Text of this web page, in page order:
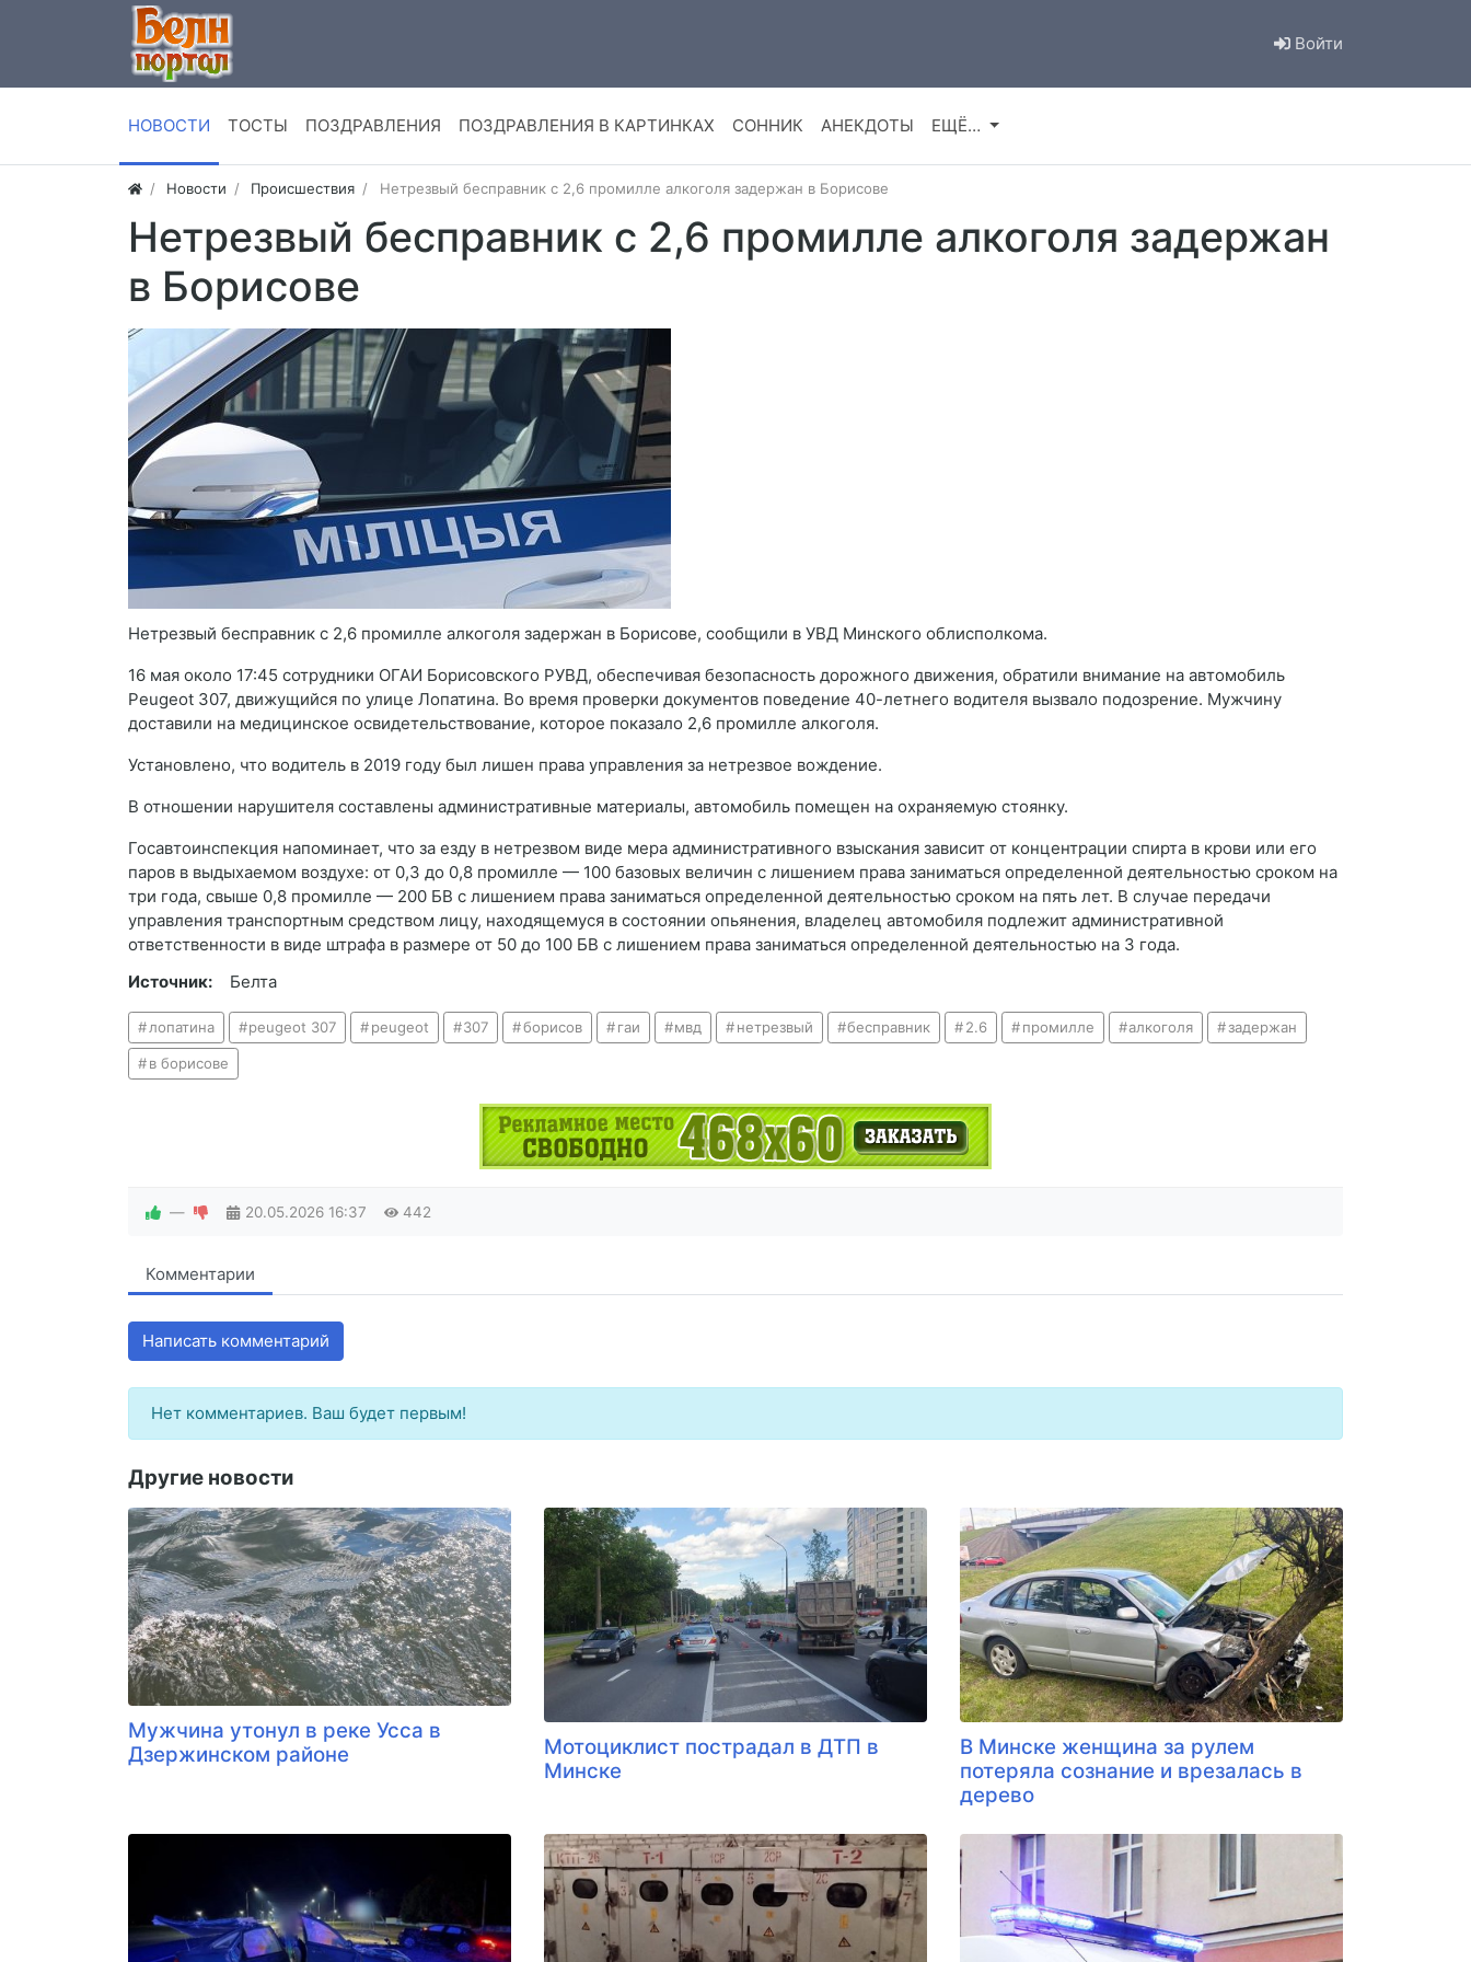
Войти
НОВОСТИ ТОСТЫ ПОЗДРАВЛЕНИЯ ПОЗДРАВЛЕНИЯ В КАРТИНКАХ СОННИК АНЕКДОТЫ ЕЩЁ…
Новости Происшествия Нетрезвый бесправник с 2,6 промилле алкоголя задержан в Борисове
Нетрезвый бесправник с 2,6 промилле алкоголя задержан
в Борисове
Нетрезвый бесправник с 2,6 промилле алкоголя задержан в Борисове, сообщили в УВД Минского облисполкома.
16 мая около 17:45 сотрудники ОГАИ Борисовского РУВД, обеспечивая безопасность дорожного движения, обратили внимание на автомобиль
Peugeot 307, движущийся по улице Лопатина. Во время проверки документов поведение 40-летнего водителя вызвало подозрение. Мужчину
доставили на медицинское освидетельствование, которое показало 2,6 промилле алкоголя.
Установлено, что водитель в 2019 году был лишен права управления за нетрезвое вождение.
В отношении нарушителя составлены административные материалы, автомобиль помещен на охраняемую стоянку.
Госавтоинспекция напоминает, что за езду в нетрезвом виде мера административного взыскания зависит от концентрации спирта в крови или его
паров в выдыхаемом воздухе: от 0,3 до 0,8 промилле — 100 базовых величин с лишением права заниматься определенной деятельностью сроком на
три года, свыше 0,8 промилле — 200 БВ с лишением права заниматься определенной деятельностью сроком на пять лет. В случае передачи
управления транспортным средством лицу, находящемуся в состоянии опьянения, владелец автомобиля подлежит административной
ответственности в виде штрафа в размере от 50 до 100 БВ с лишением права заниматься определенной деятельностью на 3 года.
Источник:
Белта
лопатина peugeot 307 peugeot 307 борисов гаи мвд нетрезвый бесправник 2.6 промилле алкоголя задержан
в борисове
— 20.05.2026 16:37 442
Комментарии
Написать комментарий
Нет комментариев. Ваш будет первым!
Другие новости
Мужчина утонул в реке Усса в
Дзержинском районе
Мотоциклист пострадал в ДТП в
Минске
В Минске женщина за рулем
потеряла сознание и врезалась в
дерево